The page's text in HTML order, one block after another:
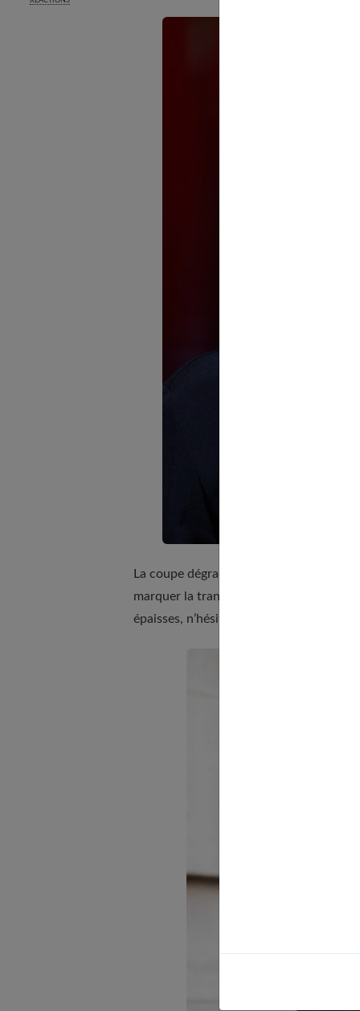
La coupe dégradée flou est une coupe
marquer la transition entre une
épaisses, n’hésitez pas à adopter cette